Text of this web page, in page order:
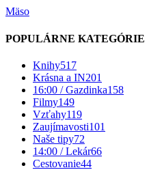
Mäso
POPULÁRNE KATEGÓRIE
Knihy517
Krásna a IN201
16:00 / Gazdinka158
Filmy149
Vzťahy119
Zaujímavosti101
Naše tipy72
14:00 / Lekár66
Cestovanie44